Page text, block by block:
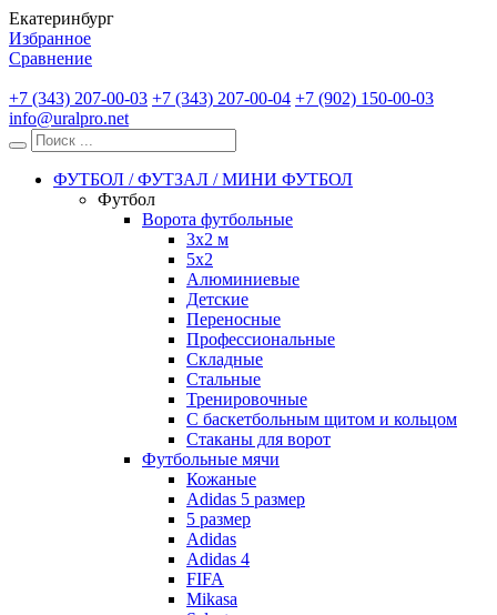
Екатеринбург
Избранное
Сравнение
+7 (343) 207-00-03 +7 (343) 207-00-04 +7 (902) 150-00-03
info@uralpro.net
ФУТБОЛ / ФУТЗАЛ / МИНИ ФУТБОЛ
Футбол
Ворота футбольные
3х2 м
5х2
Алюминиевые
Детские
Переносные
Профессиональные
Складные
Стальные
Тренировочные
С баскетбольным щитом и кольцом
Стаканы для ворот
Футбольные мячи
Кожаные
Adidas 5 размер
5 размер
Adidas
Adidas 4
FIFA
Mikasa